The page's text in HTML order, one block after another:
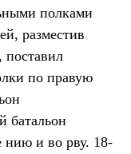
полками
разместив
поставил
по правую
батальон
нию и во рву. 18-